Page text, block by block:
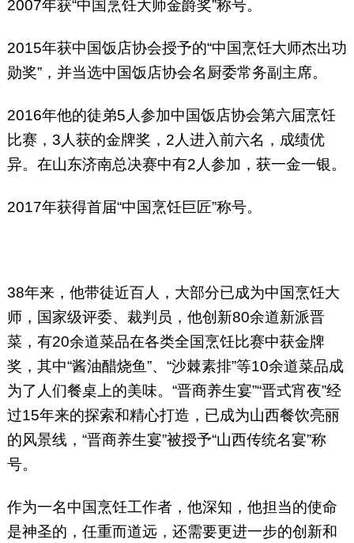
2007年获“中国烹饪大师金爵奖”称号。
2015年获中国饭店协会授予的“中国烹饪大师杰出功
勋奖”，并当选中国饭店协会名厨委常务副主席。
2016年他的徒弟5人参加中国饭店协会第六届烹饪
比赛，3人获的金牌奖，2人进入前六名，成绩优
异。在山东济南总决赛中有2人参加，获一金一银。
2017年获得首届“中国烹饪巨匠”称号。
38年来，他带徒近百人，大部分已成为中国烹饪大
师，国家级评委、裁判员，他创新80余道新派晋
菜，有20余道菜品在各类全国烹饪比赛中获金牌
奖，其中“酱油醋烧鱼”、“沙棘素排”等10余道菜品成
为了人们餐桌上的美味。“晋商养生宴”“晋式宵夜”经
过15年来的探索和精心打造，已成为山西餐饮亮丽
的风景线，“晋商养生宴”被授予“山西传统名宴”称
号。
作为一名中国烹饪工作者，他深知，他担当的使命
是神圣的，任重而道远，还需要更进一步的创新和